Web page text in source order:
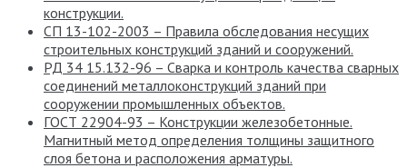
конструкции.
СП 13-102-2003 – Правила обследования несущих
строительных конструкций зданий и сооружений.
РД 34 15.132-96 – Сварка и контроль качества сварных
соединений металлоконструкций зданий при
сооружении промышленных объектов.
ГОСТ 22904-93 – Конструкции железобетонные.
Магнитный метод определения толщины защитного
слоя бетона и расположения арматуры.